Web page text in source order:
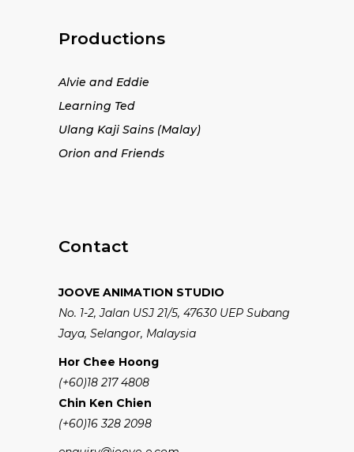
Productions
Alvie and Eddie
Learning Ted
Ulang Kaji Sains (Malay)
Orion and Friends
Contact
JOOVE ANIMATION STUDIO
No. 1-2, Jalan USJ 21/5, 47630 UEP Subang
Jaya, Selangor, Malaysia
Hor Chee Hoong
(+60)18 217 4808
Chin Ken Chien
(+60)16 328 2098